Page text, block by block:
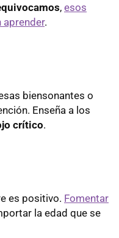
, esos
aprender.
biensonantes o
Enseña a los
crítico.
es positivo. Fomentar
la edad que se